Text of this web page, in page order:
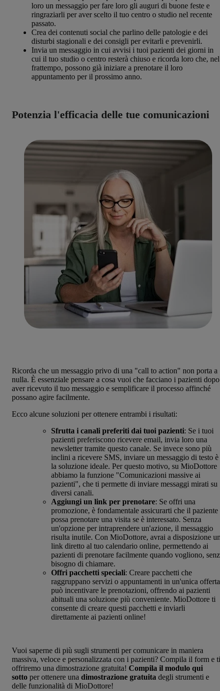
loro un messaggio per fare loro gli auguri di buone feste e
ringraziarli per aver scelto il tuo centro o studio nel recente
passato.
Crea dei contenuti social che parlino delle patologie e dei
disturbi stagionali e dei consigli per evitarli e prevenirli.
Invia un messaggio in cui avvisi i tuoi pazienti dei giorni in
cui il tuo studio o centro resterà chiuso e ricorda loro che, nel
frattempo, possono già iniziare a prenotare il loro
appuntamento per il prossimo anno.
Potenzia l'efficacia delle tue comunicazioni
Ricorda che un messaggio privo di una "call to action" non porta a
nulla. È essenziale pensare a cosa vuoi che facciano i pazienti dopo
aver ricevuto il tuo messaggio e semplificare il processo affinché
possano agire facilmente.
Ecco alcune soluzioni per ottenere entrambi i risultati:
Sfrutta i canali preferiti dai tuoi pazienti: Se i tuoi
pazienti preferiscono ricevere email, invia loro una
newsletter tramite questo canale. Se invece sono più
inclini a ricevere SMS, inviare un messaggio di testo è
la soluzione ideale. Per questo motivo, su MioDottore
abbiamo la funzione "Comunicazioni massive ai
pazienti", che ti permette di inviare messaggi mirati su
diversi canali.
Aggiungi un link per prenotare: Se offri una
promozione, è fondamentale assicurarti che il paziente
possa prenotare una visita se è interessato. Senza
un'opzione per intraprendere un'azione, il messaggio
risulta inutile. Con MioDottore, avrai a disposizione
link diretto al tuo calendario online, permettendo ai
pazienti di prenotare facilmente quando vogliono,
bisogno di chiamare.
Offri pacchetti speciali: Creare pacchetti che
raggruppano servizi o appuntamenti in un'unica offerta
può incentivare le prenotazioni, offrendo ai pazienti
abituali una soluzione più conveniente. MioDottore ti
consente di creare questi pacchetti e inviarli
direttamente ai pazienti online!
Vuoi saperne di più sugli strumenti per comunicare in maniera
massiva, veloce e personalizzata con i pazienti? Compila il form e ti
offriremo una dimostrazione gratuita! Compila il modulo qui
sotto per ottenere una dimostrazione gratuita degli strumenti e
delle funzionalità di MioDottore!